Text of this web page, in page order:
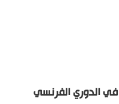
الدوري الفرنسي